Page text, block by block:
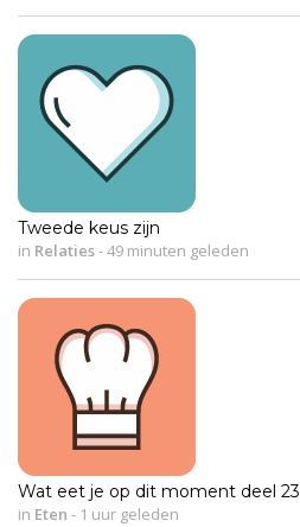
Tweede keus zijn
in Relaties-49 minuten geleden
Wat eet je op dit moment deel 23
in Eten - 1 uur geleden